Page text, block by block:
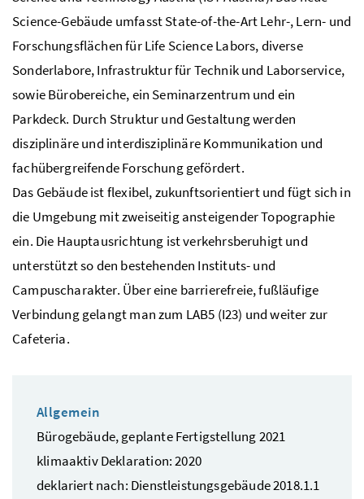
Science-Gebäude umfasst State-of-the-Art Lehr-, Lern- und
Forschungsflächen für Life Science Labors, diverse
Sonderlabore, Infrastruktur für Technik und Laborservice,
sowie Bürobereiche, ein Seminarzentrum und ein
Parkdeck. Durch Struktur und Gestaltung werden
disziplinäre und interdisziplinäre Kommunikation und
fachübergreifende Forschung gefördert.
Das Gebäude ist flexibel, zukunftsorientiert und fügt sich in
die Umgebung mit zweiseitig ansteigender Topographie
ein. Die Hauptausrichtung ist verkehrsberuhigt und
unterstützt so den bestehenden Instituts- und
Campuscharakter. Über eine barrierefreie, fußläufige
Verbindung gelangt man zum LAB5 (I23) und weiter zur
Cafeteria.
Allgemein
Bürogebäude, geplante Fertigstellung 2021
klimaaktiv Deklaration: 2020
deklariert nach: Dienstleistungsgebäude 2018.1.1